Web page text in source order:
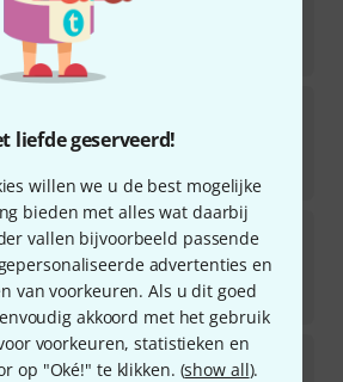
liefde geserveerd!
willen we u de best mogelijke
bieden met alles wat daarbij
vallen bijvoorbeeld passende
advertenties en
van voorkeuren. Als u dit goed
akkoord met het gebruik
voorkeuren, statistieken en
op "Oké!" te klikken. (show all).
4
leverbaar
5
leverbaar
Shot Internal
leverbaar
Control Add-On